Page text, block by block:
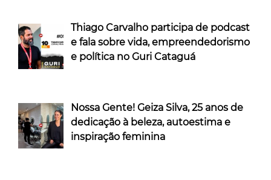
Thiago Carvalho participa de podcast
e fala sobre vida, empreendedorismo
e política no Guri Cataguá
Nossa Gente! Geiza Silva, 25 anos de
dedicação à beleza, autoestima e
inspiração feminina